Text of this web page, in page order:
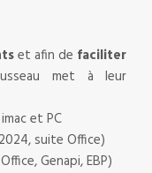
et afin de faciliter
met à leur
et PC
suite Office)
Genapi, EBP)